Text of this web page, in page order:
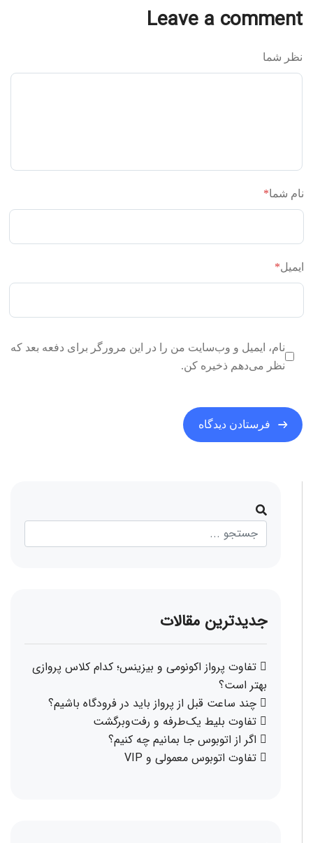
Leave a comment
نظر شما
نام شما*
ایمیل*
نام، ایمیل و وب‌سایت من را در این مرورگر برای دفعه بعد که
نظر می‌دهم ذخیره کن.
جدیدترین مقالات
تفاوت پرواز اکونومی و بیزینس؛ کدام کلاس پروازی
بهتر است؟
چند ساعت قبل از پرواز باید در فرودگاه باشیم؟
تفاوت بلیط یک‌طرفه و رفت‌وبرگشت
اگر از اتوبوس جا بمانیم چه کنیم؟
تفاوت اتوبوس معمولی و VIP